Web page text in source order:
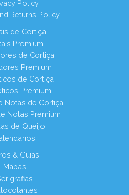
Policy
Returns Policy
de Cortiça
Premium
de Cortiça
Premium
de Cortiça
Premium
Notas de Cortiça
Notas Premium
de Queijo
& Guias
Mapas